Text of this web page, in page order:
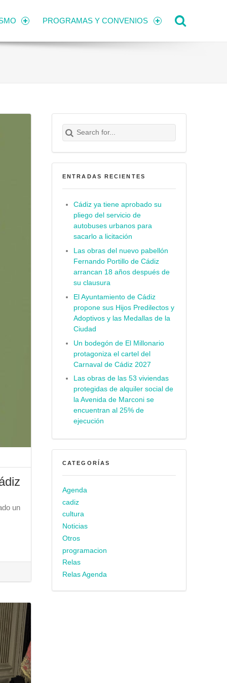
PROGRAMAS Y CONVENIOS
un
Search for:
Buscar
ENTRADAS RECIENTES
Cádiz ya tiene aprobado su
pliego del servicio de
autobuses urbanos para
sacarlo a licitación
Las obras del nuevo pabellón
Fernando Portillo de Cádiz
arrancan 18 años después de
su clausura
El Ayuntamiento de Cádiz
propone sus Hijos Predilectos y
Adoptivos y las Medallas de la
Ciudad
Un bodegón de El Millonario
protagoniza el cartel del
Carnaval de Cádiz 2027
Las obras de las 53 viviendas
protegidas de alquiler social de
la Avenida de Marconi se
encuentran al 25% de
ejecución
CATEGORÍAS
Agenda
cadiz
cultura
Noticias
Otros
programacion
Relas
Relas Agenda